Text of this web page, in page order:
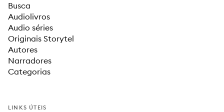
Busca
Audiolivros
Audio séries
Originais Storytel
Autores
Narradores
Categorias
LINKS ÚTEIS